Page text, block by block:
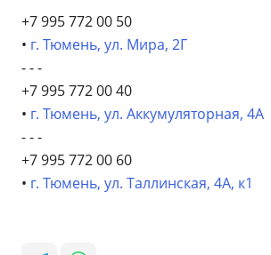
+7 995 772 00 50
• г. Тюмень, ул. Мира, 2Г
- - -
+7 995 772 00 40
• г. Тюмень, ул. Аккумуляторная, 4А
- - -
+7 995 772 00 60
• г. Тюмень, ул. Таллинская, 4А, к1